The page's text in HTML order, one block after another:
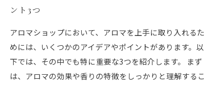
ント3つ
アロマショップにおいて、アロマを上手に取り入れるた
めには、いくつかのアイデアやポイントがあります。以
下では、その中でも特に重要な3つを紹介します。 まず
は、アロマの効果や香りの特徴をしっかりと理解するこ